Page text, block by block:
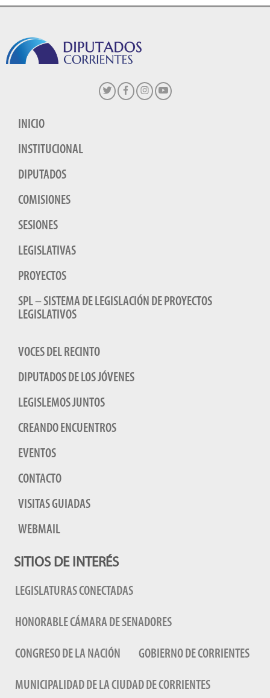
INICIO
INSTITUCIONAL
DIPUTADOS
COMISIONES
SESIONES
LEGISLATIVAS
PROYECTOS
SPL – SISTEMA DE LEGISLACIÓN DE PROYECTOS
LEGISLATIVOS
VOCES DEL RECINTO
DIPUTADOS DE LOS JÓVENES
LEGISLEMOS JUNTOS
CREANDO ENCUENTROS
EVENTOS
CONTACTO
VISITAS GUIADAS
WEBMAIL
SITIOS DE INTERÉS
LEGISLATURAS CONECTADAS
HONORABLE CÁMARA DE SENADORES
CONGRESO DE LA NACIÓN GOBIERNO DE CORRIENTES
MUNICIPALIDAD DE LA CIUDAD DE CORRIENTES